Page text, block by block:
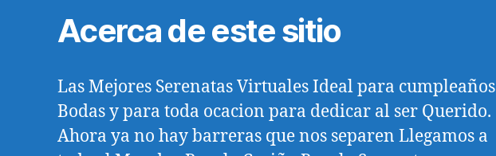
Acerca de este sitio
Las Mejores Serenatas Virtuales Ideal para cumpleaños
Bodas y para toda ocacion para dedicar al ser Querido.
Ahora ya no hay barreras que nos separen Llegamos a